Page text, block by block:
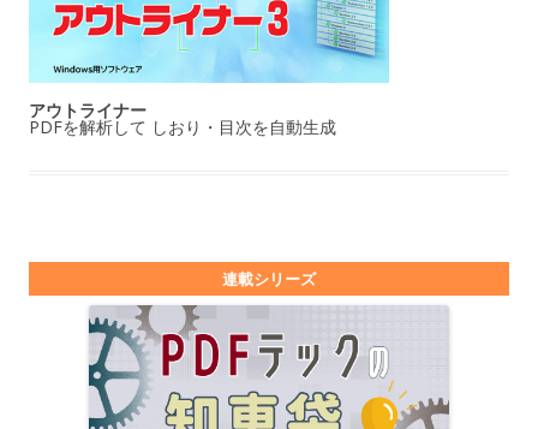
アウトライナー
PDFを解析して しおり・目次を自動生成
連載シリーズ